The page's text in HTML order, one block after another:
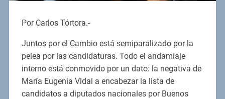
Por Carlos Tórtora.-
Juntos por el Cambio está semiparalizado por la
pelea por las candidaturas. Todo el andamiaje
interno está conmovido por un dato: la negativa de
María Eugenia Vidal a encabezar la lista de
candidatos a diputados nacionales por Buenos